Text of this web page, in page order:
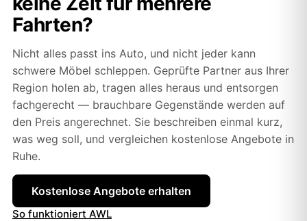
Fahrten?
Nicht alles passt ins Auto, und nicht jeder kann
schwere Möbel schleppen. Geprüfte Partner aus Ihrer
Region holen ab, tragen alles heraus und entsorgen
fachgerecht — brauchbare Gegenstände werden auf
den Preis angerechnet. Sie beschreiben einmal kurz,
was weg soll, und vergleichen kostenlose Angebote in
Ruhe.
Kostenlose Angebote erhalten
So funktioniert AWL